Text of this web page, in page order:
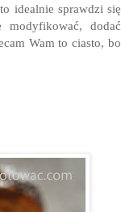
idealnie sprawdzi się
dodać
Wam to ciasto, bo